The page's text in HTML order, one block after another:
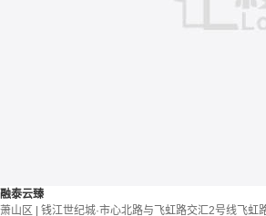
融泰云臻
萧山区 | 钱江世纪城·市心北路与飞虹路交汇2号线飞虹